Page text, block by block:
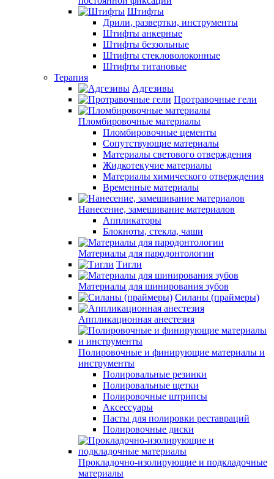
Штифты
Дрили, развертки, инструменты
Штифты анкерные
Штифты беззольные
Штифты стекловолоконные
Штифты титановые
Терапия
Адгезивы
Протравочные гели
Пломбировочные материалы
Пломбировочные цементы
Сопутствующие материалы
Материалы светового отверждения
Жидкотекучие материалы
Материалы химического отверждения
Временные материалы
Нанесение, замешивание материалов
Аппликаторы
Блокноты, стекла, чаши
Материалы для пародонтологии
Тигли
Материалы для шинирования зубов
Силаны (праймеры)
Аппликационная анестезия
Полировочные и финирующие материалы и
инструменты
Полировальные резинки
Полировальные щетки
Полировочные штрипсы
Аксессуары
Пасты для полировки реставраций
Полировочные диски
Прокладочно-изолирующие и подкладочные
материалы